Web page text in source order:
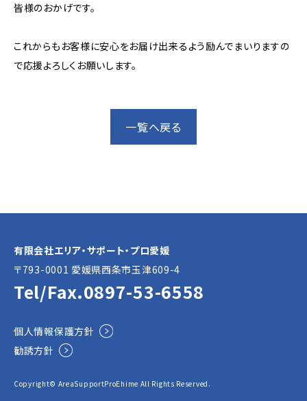
皆様のおかげです。
これからもお客様に安心をお届け出来るよう励んでまいりますの
で応援よろしくお願いします。
一覧へ戻る
有限会社エリア・サポート・プロ愛媛
〒793-0001 愛媛県⻄条市玉津609-4
Tel/Fax.0897-53-6558
個人情報保護方針
勧誘方針
Copyright© AreaSupportProEhime All Rights Reserved.